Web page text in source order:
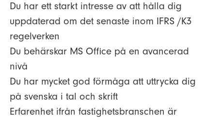
Du har ett starkt intresse av att hålla dig
uppdaterad om det senaste inom IFRS /K3
regelverken
Du behärskar MS Office på en avancerad
nivå
Du har mycket god förmåga att uttrycka dig
på svenska i tal och skrift
Erfarenhet ifrån fastighetsbranschen är